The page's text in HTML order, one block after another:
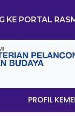
KE PORTAL
PROFIL